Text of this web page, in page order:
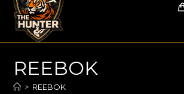
REEBOK
> REEBOK